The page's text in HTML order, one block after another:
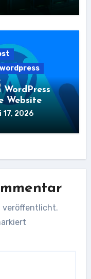
wordpress
Website
17, 2026
veröffentlicht.